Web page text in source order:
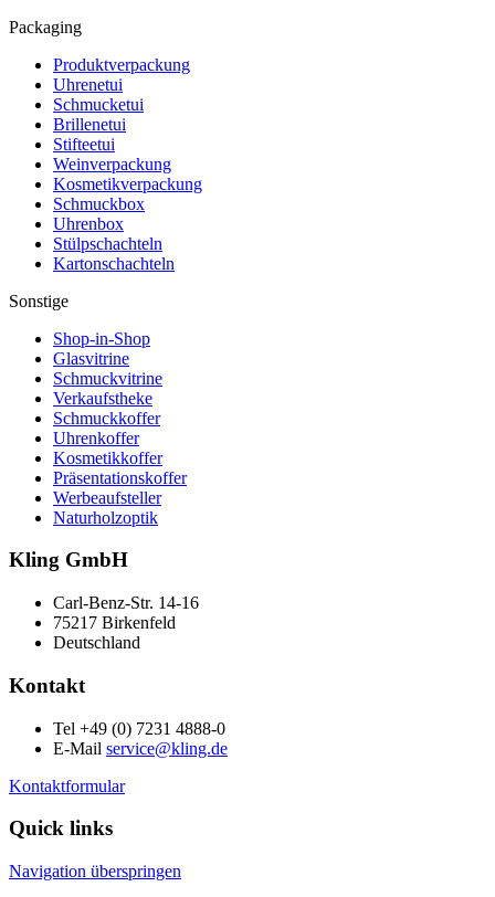
Packaging
Produktverpackung
Uhrenetui
Schmucketui
Brillenetui
Stifteetui
Weinverpackung
Kosmetikverpackung
Schmuckbox
Uhrenbox
Stülpschachteln
Kartonschachteln
Sonstige
Shop-in-Shop
Glasvitrine
Schmuckvitrine
Verkaufstheke
Schmuckkoffer
Uhrenkoffer
Kosmetikkoffer
Präsentationskoffer
Werbeaufsteller
Naturholzoptik
Kling GmbH
Carl-Benz-Str. 14-16
75217 Birkenfeld
Deutschland
Kontakt
Tel +49 (0) 7231 4888-0
E-Mail service@kling.de
Kontaktformular
Quick links
Navigation überspringen